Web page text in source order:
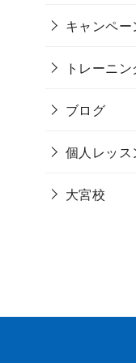
キャンペー
トレーニ
ブログ
個人レッス
大宮校